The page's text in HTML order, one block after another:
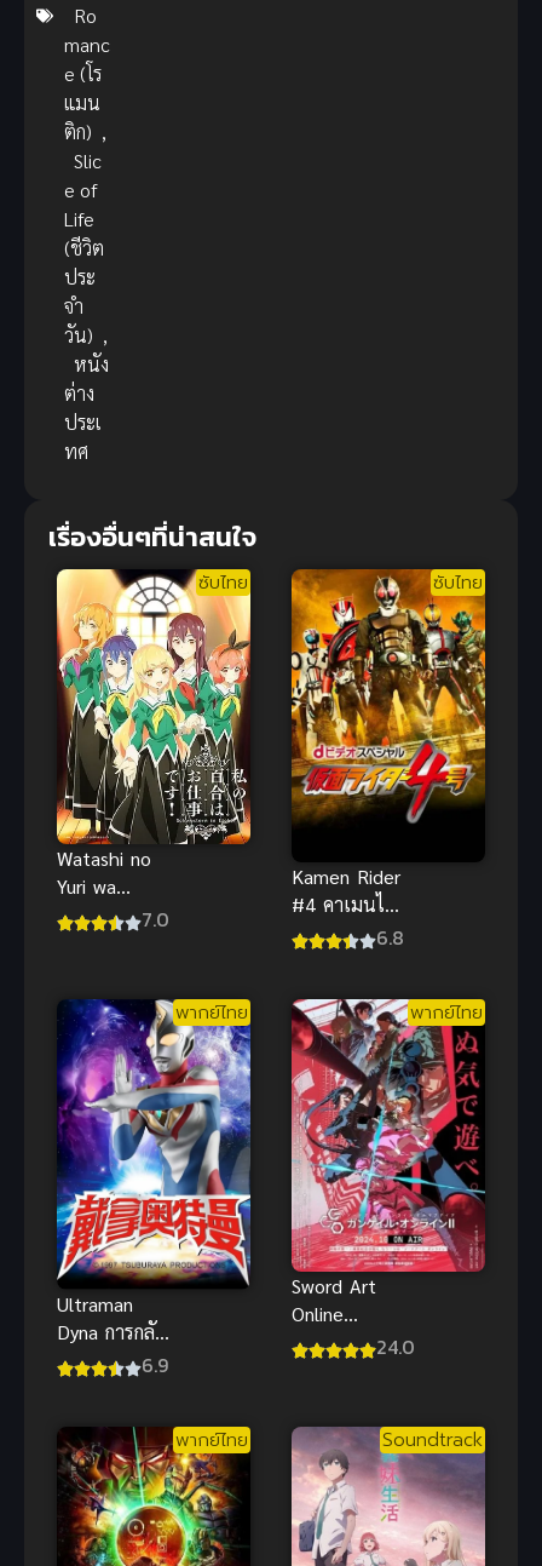
Ro
manc
e (โร
แมน
ติก) ,
Slic
e of
Life
(ชีวิต
ประ
จำ
วัน) ,
หนัง
ต่าง
ประเ
ทศ
เรื่องอื่นๆที่น่าสนใจ
ซับไทย
Watashi no
Yuri wa
Oshigoto
เป็นงานหรอก
นะคะ!
7.0
ซับไทย
Kamen Rider
#4 คาเมนไร
เดอร์
6.8
พากย์ไทย
Ultraman
Dyna การกลับ
มาของฮาเนจิ
พากย์ไทยดู
เพลิน
6.9
พากย์ไทย
Sword Art
Online
Alternative
ไทย
24.0
พากย์ไทย Soundtrack